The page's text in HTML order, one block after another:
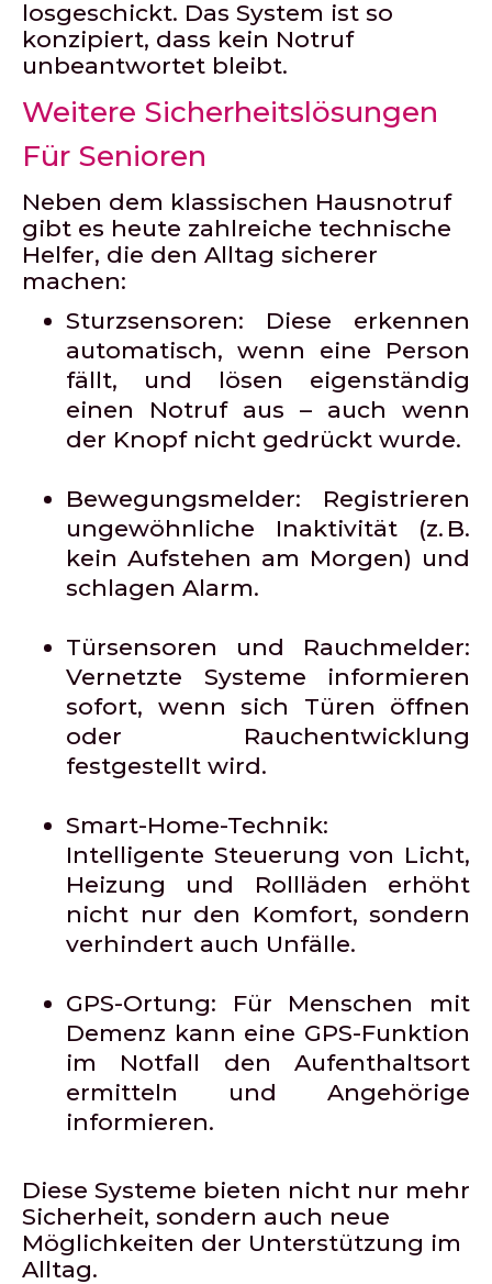
losgeschickt. Das System ist so
konzipiert, dass kein Notruf
unbeantwortet bleibt.
Weitere Sicherheitslösungen
Für Senioren
Neben dem klassischen Hausnotruf
gibt es heute zahlreiche technische
Helfer, die den Alltag sicherer
machen:
Sturzsensoren: Diese erkennen
automatisch, wenn eine Person
fällt, und lösen eigenständig
einen Notruf aus – auch wenn
der Knopf nicht gedrückt wurde.
Bewegungsmelder: Registrieren
ungewöhnliche Inaktivität (z. B.
kein Aufstehen am Morgen) und
schlagen Alarm.
Türsensoren und Rauchmelder:
Vernetzte Systeme informieren
sofort, wenn sich Türen öffnen
oder Rauchentwicklung
festgestellt wird.
Smart-Home-Technik:
Intelligente Steuerung von Licht,
Heizung und Rollläden erhöht
nicht nur den Komfort, sondern
verhindert auch Unfälle.
GPS-Ortung: Für Menschen mit
Demenz kann eine GPS-Funktion
im Notfall den Aufenthaltsort
ermitteln und Angehörige
informieren.
Diese Systeme bieten nicht nur mehr
Sicherheit, sondern auch neue
Möglichkeiten der Unterstützung im
Alltag.